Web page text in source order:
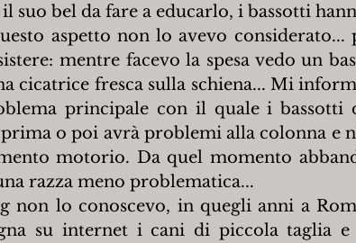
suo bel da fare a educarlo, i bassotti
aspetto non lo avevo
mentre facevo la spesa vedo un
cicatrice fresca sulla schiena... Mi
principale con il quale i bassotti
o poi avrà problemi alla colonna e
motorio. Da quel momento
razza meno problematica...
non lo conoscevo, in quegli anni a
su internet i cani di piccola taglia